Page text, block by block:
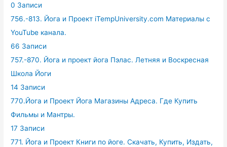
0 Записи
756.-813. Йога и Проект iTempUniversity.com Материалы с
YouTube канала.
66 Записи
757.-870. Йога и проект йога Пэлас. Летняя и Воскресная
Школа Йоги
14 Записи
770.Йога и Проект Йога Магазины Адреса. Где Купить
Фильмы и Мантры.
17 Записи
771. Йога и Проект Книги по йоге. Скачать, Купить, Издать,